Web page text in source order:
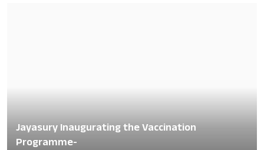
Jayasury Inaugurating the Vaccination
Programme-